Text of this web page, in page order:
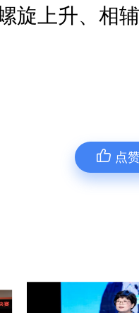
旋上升、相
点